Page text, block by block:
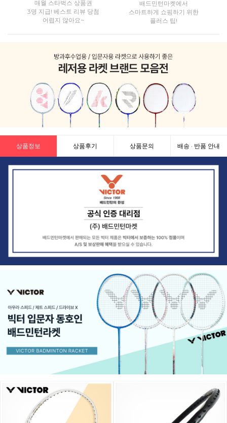
매월 스타벅스 상품권
3명 지급! 베스트 리뷰 당첨
어렵지 않아요~
배드민턴마켓에서
스마트하게 쇼핑하기 위한
플러스 팁!
상품정보 상품후기 상품문의 배송 · 반품 안내